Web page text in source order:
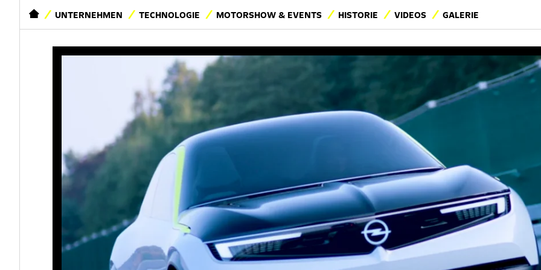
STARTSEITEUNTERNEHMEN TECHNOLOGIE MOTORSHOW & EVENTS HISTORIE VIDEOS GALERIE